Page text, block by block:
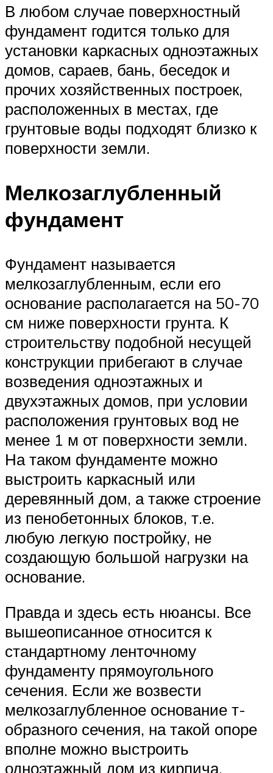
В любом случае поверхностный
фундамент годится только для
установки каркасных одноэтажных
домов, сараев, бань, беседок и
прочих хозяйственных построек,
расположенных в местах, где
грунтовые воды подходят близко к
поверхности земли.
Мелкозаглубленный
фундамент
Фундамент называется
мелкозаглубленным, если его
основание располагается на 50-70
см ниже поверхности грунта. К
строительству подобной несущей
конструкции прибегают в случае
возведения одноэтажных и
двухэтажных домов, при условии
расположения грунтовых вод не
менее 1 м от поверхности земли.
На таком фундаменте можно
выстроить каркасный или
деревянный дом, а также строение
из пенобетонных блоков, т.е.
любую легкую постройку, не
создающую большой нагрузки на
основание.
Правда и здесь есть нюансы. Все
вышеописанное относится к
стандартному ленточному
фундаменту прямоугольного
сечения. Если же возвести
мелкозаглубленное основание т-
образного сечения, на такой опоре
вполне можно выстроить
одноэтажный дом из кирпича.